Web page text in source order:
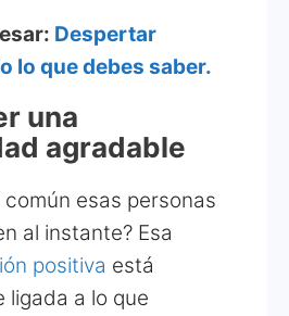
Despertar
lo que debes saber.
una
agradable
común esas personas
al instante? Esa
positiva está
ligada a lo que